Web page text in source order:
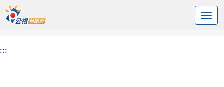
中央內容區塊
頭頁
:::